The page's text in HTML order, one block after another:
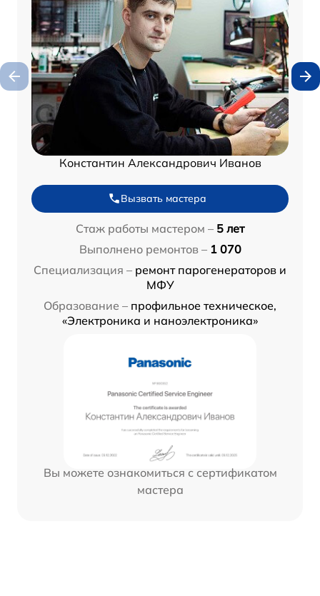
Константин Александрович Иванов
Вызвать мастера
Стаж работы мастером – 5 лет
Выполнено ремонтов – 1 070
Специализация – ремонт парогенераторов и
МФУ
Образование – профильное техническое,
«Электроника и наноэлектроника»
Вы можете ознакомиться с сертификатом
мастера